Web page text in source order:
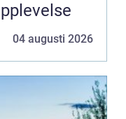
04 augusti 2026